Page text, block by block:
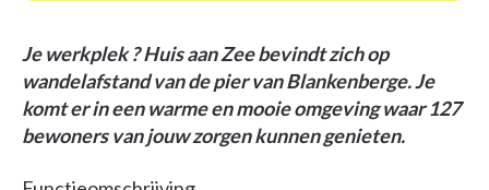
Je werkplek ? Huis aan Zee bevindt zich op
wandelafstand van de pier van Blankenberge. Je
komt er in een warme en mooie omgeving waar 127
bewoners van jouw zorgen kunnen genieten.